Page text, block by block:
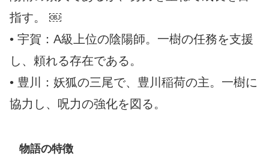
指す。 ￼
• 宇賀：A級上位の陰陽師。一樹の任務を支援
し、頼れる存在である。
• 豊川：妖狐の三尾で、豊川稲荷の主。一樹に
協力し、呪力の強化を図る。
物語の特徴